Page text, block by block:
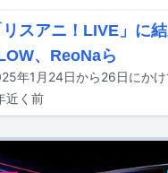
リスアニ！LIVE」に
、ReoNaら
近く 前